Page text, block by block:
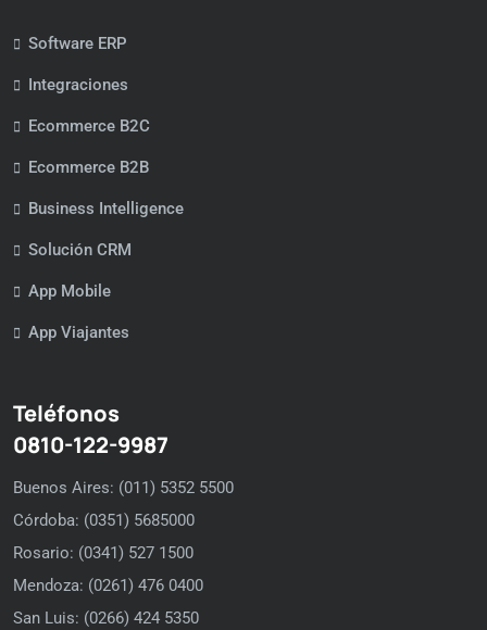
Software ERP
Integraciones
Ecommerce B2C
Ecommerce B2B
Business Intelligence
Solución CRM
App Mobile
App Viajantes
Teléfonos
0810-122-9987
Buenos Aires: (011) 5352 5500
Córdoba: (0351) 5685000
Rosario: (0341) 527 1500
Mendoza: (0261) 476 0400
San Luis: (0266) 424 5350